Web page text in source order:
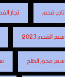
تاجر فحم
تجار
سعر الفحم 2023
سعر فحم الطلح